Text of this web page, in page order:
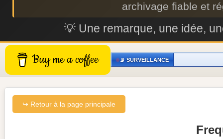
archivage fiable et
💡 Une remarque, une idée,
Buy me a coffee 📡 SURVEILLANCE
↪ Retour à la page principale